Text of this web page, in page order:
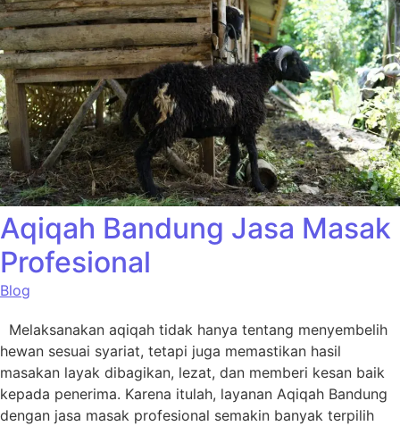
Aqiqah Bandung Jasa Masak
Profesional
Blog
Melaksanakan aqiqah tidak hanya tentang menyembelih
hewan sesuai syariat, tetapi juga memastikan hasil
masakan layak dibagikan, lezat, dan memberi kesan baik
kepada penerima. Karena itulah, layanan Aqiqah Bandung
dengan jasa masak profesional semakin banyak terpilih